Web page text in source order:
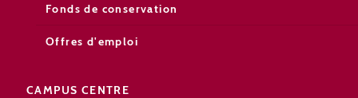
Fonds de conservation
Offres d'emploi
CAMPUS CENTRE